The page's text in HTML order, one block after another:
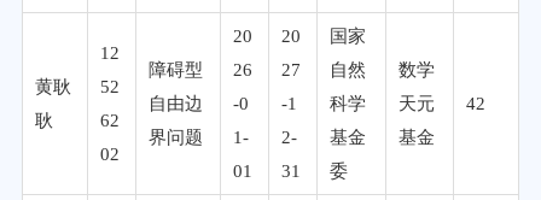
黄耿
耿
12
52
62
02
障碍型
自由边
界问题
20
26
-0
1-
01
20
27
-1
2-
31
国家
自然
科学
基金
委
数学
天元
基金
42